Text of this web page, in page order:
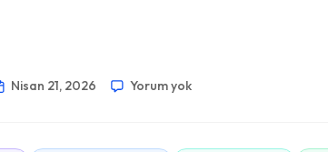
Nisan 21, 2026 Yorum yok